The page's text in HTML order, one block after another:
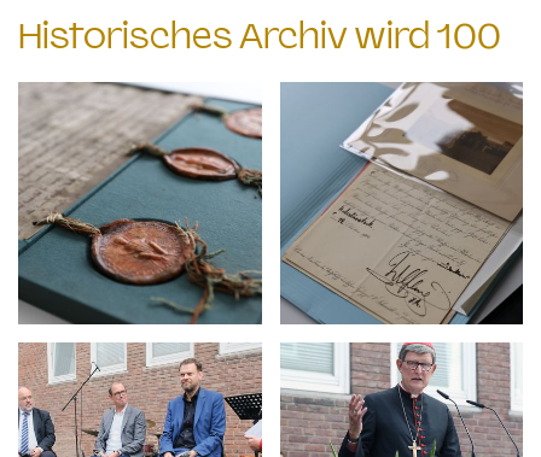
Historisches Archiv wird 100